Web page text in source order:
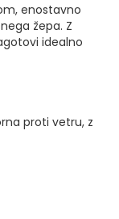
enostavno
žepa. Z
idealno
proti vetru, z